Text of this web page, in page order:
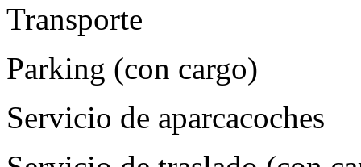
Transporte
Parking (con cargo)
Servicio de aparcacoches